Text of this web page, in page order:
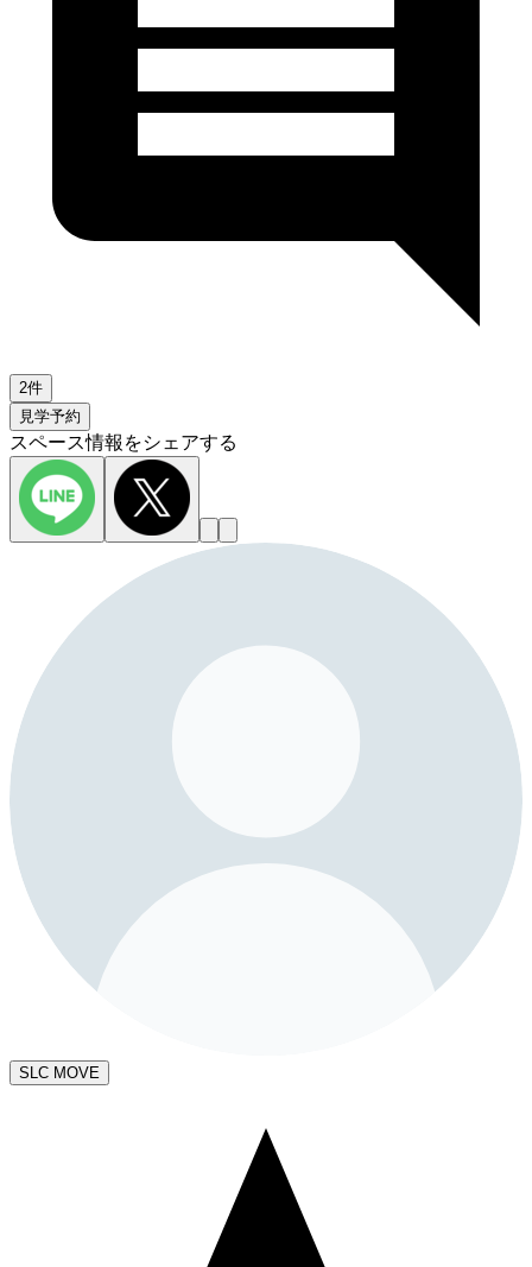
2件
見学予約
スペース情報をシェアする
SLC MOVE